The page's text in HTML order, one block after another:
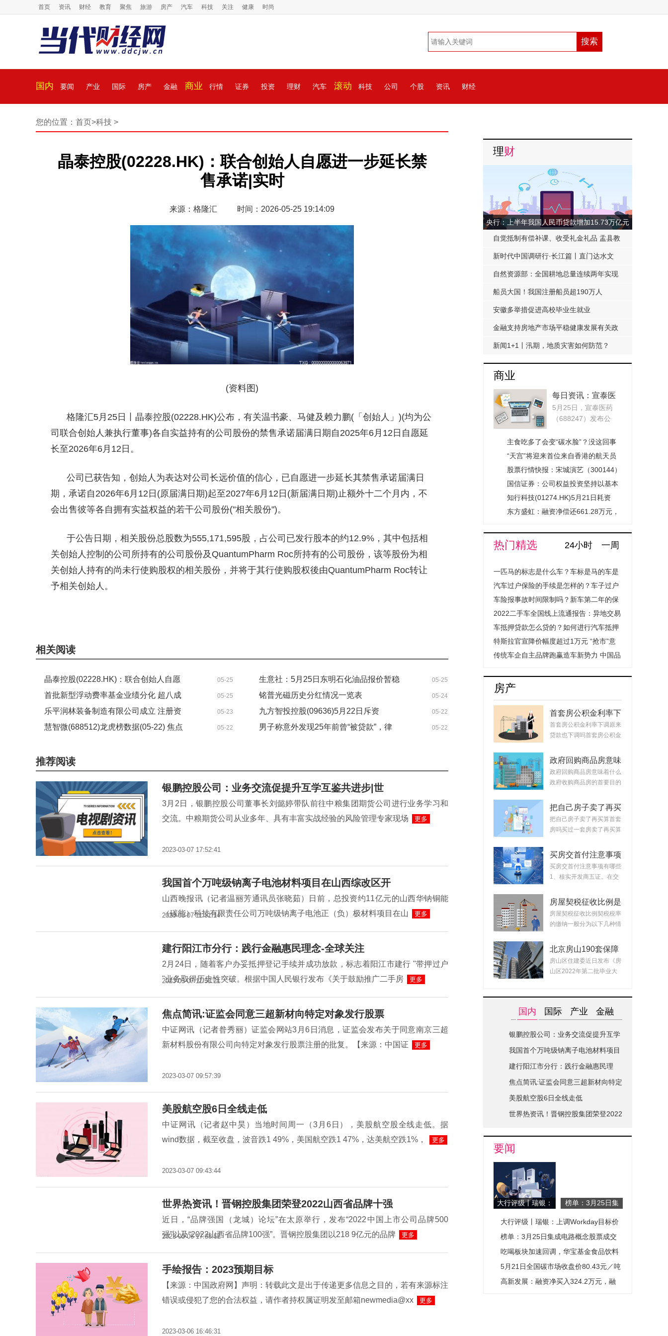
首页 资讯 财经 教育 聚焦 旅游 房产 汽车 科技 关注 健康 时尚
国内 要闻 产业 国际 房产 金融 商业 行情 证券 投资 理财 汽车 滚动 科技 公司 个股 资讯 财经
您的位置： 首页>科技 >
晶泰控股(02228.HK)：联合创始人自愿进一步延长禁
售承诺|实时
来源：格隆汇 时间：2026-05-25 19:14:09
(资料图)
格隆汇5月25日丨晶泰控股(02228.HK)公布，有关温书豪、马健及赖力鹏(「创始人」)(均为公
司联合创始人兼执行董事)各自实益持有的公司股份的禁售承诺届满日期自2025年6月12日自愿延
长至2026年6月12日。
公司已获告知，创始人为表达对公司长远价值的信心，已自愿进一步延长其禁售承诺届满日
期，承诺自2026年6月12日(原届满日期)起至2027年6月12日(新届满日期)止额外十二个月内，不
会出售彼等各自拥有实益权益的若干公司股份("相关股份")。
于公告日期，相关股份总股数为555,171,595股，占公司已发行股本的约12.9%，其中包括相
关创始人控制的公司所持有的公司股份及QuantumPharm Roc所持有的公司股份，该等股份为相
关创始人持有的尚未行使购股权的相关股份，并将于其行使购股权後由QuantumPharm Roc转让
予相关创始人。
相关阅读
晶泰控股(02228.HK)：联合创始人自愿
进一步延长禁售承诺|实时
05-25
生意社：5月25日东明石化油品报价暂稳
焦点资讯
05-25
首批新型浮动费率基金业绩分化 超八成
斩获正回报 最新
05-25
铭普光磁历史分红情况一览表
（2026/5/24）
05-24
乐平润林装备制造有限公司成立 注册资
本50万人民币
05-23
九方智投控股(09636)5月22日斥资
421.34万港元回购13.64万股
05-22
慧智微(688512)龙虎榜数据(05-22) 焦点
05-22
男子称意外发现25年前曾“被贷款”，律
05-22
推荐阅读
银鹏控股公司：业务交流促提升互学互鉴共进步|世
3月2日，银鹏控股公司董事长刘懿婷带队前往中粮集团期货公司进行业务学习和
交流。中粮期货公司从业多年、具有丰富实战经验的风险管理专家现场
更多
2023-03-07 17:52:41
我国首个万吨级钠离子电池材料项目在山西综改区开
山西晚报讯（记者温丽芳通讯员张晓茹）日前，总投资约11亿元的山西华钠铜能
（碳能）科技有限责任公司万吨级钠离子电池正（负）极材料项目在山
更多
2023-03-07 11:51:14
建行阳江市分行：践行金融惠民理念-全球关注
2月24日，随着客户办妥抵押登记手续并成功放款，标志着阳江市建行 "带押过户
"业务取得历史性突破。根据中国人民银行发布《关于鼓励推广二手房
更多
2023-03-07 11:53:21
焦点简讯:证监会同意三超新材向特定对象发行股票
中证网讯（记者昝秀丽）证监会网站3月6日消息，证监会发布关于同意南京三超
新材料股份有限公司向特定对象发行股票注册的批复。【来源：中国证
更多
2023-03-07 09:57:39
美股航空股6日全线走低
中证网讯（记者赵中昊）当地时间周一（3月6日），美股航空股全线走低。据
wind数据，截至收盘，波音跌1 49%，美国航空跌1 47%，达美航空跌1%，
更多
2023-03-07 09:43:44
世界热资讯！晋钢控股集团荣登2022山西省品牌十强
近日，“品牌强国（龙城）论坛”在太原举行，发布“2022中国上市公司品牌500
强”以及“2022山西省品牌100强”。晋钢控股集团以218 9亿元的品牌
更多
2023-03-06 17:38:52
手绘报告：2023预期目标
【来源：中国政府网】声明：转载此文是出于传递更多信息之目的，若有来源标注
错误或侵犯了您的合法权益，请作者持权属证明发至邮箱newmedia@xx
更多
2023-03-06 16:46:31
理财
央行：上半年我国人民币贷款增加15.73万亿元
自觉抵制有偿补课、收受礼金礼品 盂县教
科局发布《工作提醒函》
新时代中国调研行·长江篇丨直门达水文
站：从靠人力蹲点到监测自动化
自然资源部：全国耕地总量连续两年实现
净增加
船员大国！我国注册船员超190万人
安徽多举措促进高校毕业生就业
金融支持房地产市场平稳健康发展有关政
策延期至明年底
新闻1+1丨汛期，地质灾害如何防范？
商业
每日资讯：宣泰医
药：“复杂制剂项
目”可用时间延期至
5月25日，宣泰医药
（688247）发布公
杂制...
主食吃多了会变“碳水脸”？没这回事
焦点消息
“天宫”将迎来首位来自香港的航天员
股票行情快报：宋城演艺（300144）
5月22日主力资金净卖出1207.91万元
_热门
国信证券：公司权益投资坚持以基本
面研究为基础
知行科技(01274.HK)5月21日耗资
23.83万港元回购5.91万股
东方盛虹：融资净偿还661.28万元，
热门精选 24小时 一周
一匹马的标志是什么车？车标是马的车是
什么汽车？
汽车过户保险的手续是怎样的？车子过户
保险费用会上涨吗？
车险报事故时间限制吗？新车第二年的保
险怎么买？
2022二手车全国线上流通报告：异地交易
量提升超1.4倍成绝对主流
车抵押贷款怎么贷的？如何进行汽车抵押
贷款程序是怎样的？
特斯拉官宣降价幅度超过1万元 “抢市”意
图明显
传统车企自主品牌跑赢造车新势力 中国品
房产
首套房公积金利率下
调原来贷款也下调
吗？公积金贷款会随
吗？
首套房公积金利率下调原来
贷款也下调吗首套房公积金
政府回购商品房意味
着什么？政府回购安
置房价格如何定？
政府回购商品房意味着什么
政府收购商品房的首要目的
把自己房子卖了再买
算首套房吗？把房子
卖掉再买房子算二套
把自己房子卖了再买算首套
房吗买过一套房卖了再买算
买房交首付注意事项
有哪些？买房交完首
付款后接下来的流程
买房交首付注意事项有哪些
1、核实开发商五证。在交
房屋契税征收比例是
什么？ 2022房产契
税最新政策
房屋契税征收比例契税税率
的缴纳一般分为以下几种情
北京房山190套保障
租赁房面向毕业生配
租 房源均为精装交
房山区住建委近日发布《房
山区2022年第二批毕业大
国内 国际 产业 金融
银鹏控股公司：业务交流促提升互学
互鉴共进步|世界简讯
我国首个万吨级钠离子电池材料项目
在山西综改区开建
建行阳江市分行：践行金融惠民理
念-全球关注
焦点简讯:证监会同意三超新材向特定
对象发行股票的注册申请
美股航空股6日全线走低
世界热资讯！晋钢控股集团荣登2022
要闻
大行评级丨瑞银：
价至140美元，维
持“中性”评级_每
日热议
榜单：3月25日集
交量排名-每日热
点
大行评级丨瑞银：上调Workday目标价
至140美元，维持“中性”评级_每日热议
榜单：3月25日集成电路概念股票成交
量排名-每日热点
吃喝板块加速回调，华宝基金食品饮料
ETF（515710）跌0.78%！机构喊话：
龙头公司低基数下或迎触底回升
5月21日全国碳市场收盘价80.43元／吨
较前一日下跌1.55% 速递
高新发展：融资净买入324.2万元，融